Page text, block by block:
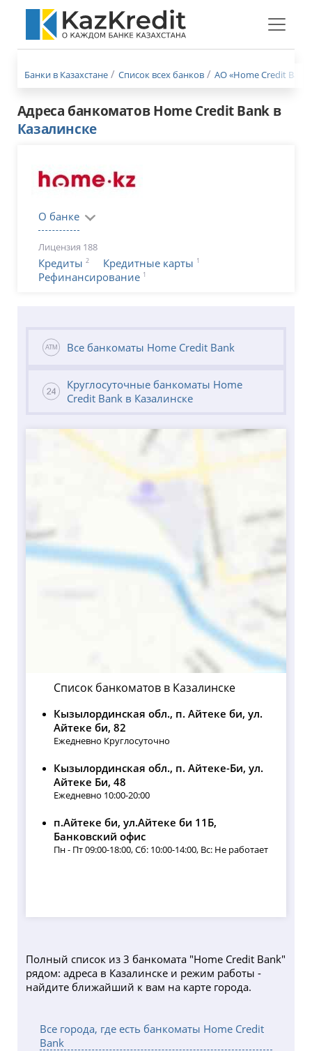
Меню
Банки в Казахстане Список всех банков АО «Home Credit
Адреса банкоматов Home Credit Bank в
Казалинске
О банке
Лицензия 188
Кредиты 2 Кредитные карты 1
Рефинансирование 1
Все банкоматы Home Credit Bank
Круглосуточные банкоматы Home
Credit Bank в Казалинске
Список банкоматов в Казалинске
Кызылординская обл., п. Айтеке би, ул.
Айтеке би, 82
Ежедневно Круглосуточно
Кызылординская обл., п. Айтеке-Би, ул.
Айтеке Би, 48
Ежедневно 10:00-20:00
п.Айтеке би, ул.Айтеке би 11Б,
Банковский офис
Пн - Пт 09:00-18:00, Сб: 10:00-14:00, Вс: Не работает
Полный список из 3 банкомата "Home Credit Bank"
рядом: адреса в Казалинске и режим работы -
найдите ближайший к вам на карте города.
Все города, где есть банкоматы Home Credit
Bank